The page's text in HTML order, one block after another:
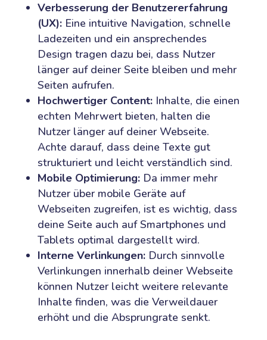
Verbesserung der Benutzererfahrung
(UX):Eine intuitive Navigation, schnelle
Ladezeiten und ein ansprechendes
Design tragen dazu bei, dass Nutzer
länger auf deiner Seite bleiben und mehr
Seiten aufrufen.
Hochwertiger Content:Inhalte, die einen
echten Mehrwert bieten, halten die
Nutzer länger auf deiner Webseite.
Achte darauf, dass deine Texte gut
strukturiert und leicht verständlich sind.
Mobile Optimierung:Da immer mehr
Nutzer über mobile Geräte auf
Webseiten zugreifen, ist es wichtig, dass
deine Seite auch auf Smartphones und
Tablets optimal dargestellt wird.
Interne Verlinkungen:Durch sinnvolle
Verlinkungen innerhalb deiner Webseite
können Nutzer leicht weitere relevante
Inhalte finden, was die Verweildauer
erhöht und die Absprungrate senkt.